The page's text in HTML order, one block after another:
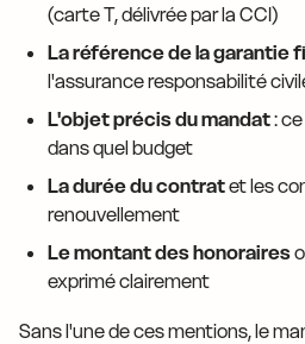
(carte T, délivrée par la CCI)
La référence de la garantie
l'assurance responsabilité
L'objet précis du mandat:
dans quel budget
La durée du contratet les
renouvellement
Le montant des honoraires
exprimé clairement
Sans l'une de ces mentions, le